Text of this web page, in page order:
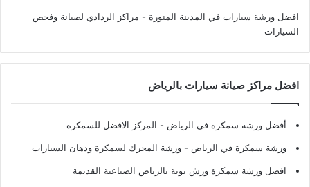
افضل ورشة سيارات في المدينة المنورة - مراكز الردادي لصيانة وفحص
السيارات
افضل مراكز صيانة سيارات بالرياض
أفضل ورشة سمكرة في الرياض - المركز الافضل للسمكرة
ورشة سمكرة في الرياض - ورشة المحرك لسمكرة ودهان السيارات
افضل ورشة سمكرة ورش بوية بالرياض الصناعية القديمة